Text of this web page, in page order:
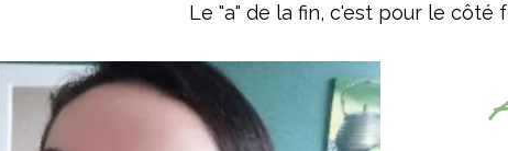
Le "a" de la fin, c'est pour le côté